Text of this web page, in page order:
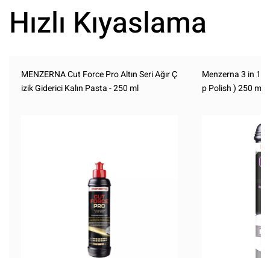
Hızlı Kıyaslama
MENZERNA Cut Force Pro Altın Seri Ağır Ç
izik Giderici Kalın Pasta - 250 ml
Menzerna 3 in 1
p Polish ) 250 ml